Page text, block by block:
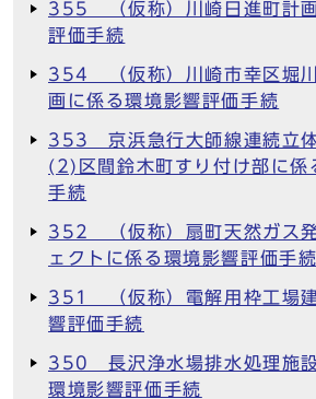
355 （仮称）川崎日進町計
評価手続
354 （仮称）川崎市幸区堀
画に係る環境影響評価手続
353 京浜急行大師線連続立
(2)区間鈴木町すり付け部に係
手続
352 （仮称）扇町天然ガス
ェクトに係る環境影響評価手続
351 （仮称）電解用枠工場
響評価手続
350 長沢浄水場排水処理施
環境影響評価手続